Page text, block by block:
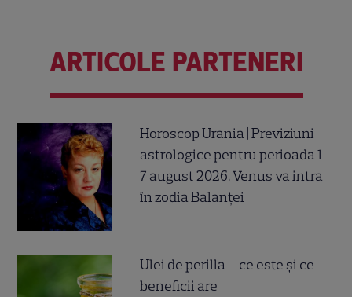
ARTICOLE PARTENERI
Horoscop Urania | Previziuni
astrologice pentru perioada 1 –
7 august 2026. Venus va intra
în zodia Balanței
Ulei de perilla – ce este și ce
beneficii are